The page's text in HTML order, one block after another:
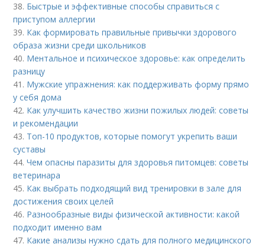
38. Быстрые и эффективные способы справиться с
приступом аллергии
39. Как формировать правильные привычки здорового
образа жизни среди школьников
40. Ментальное и психическое здоровье: как определить
разницу
41. Мужские упражнения: как поддерживать форму прямо
у себя дома
42. Как улучшить качество жизни пожилых людей: советы
и рекомендации
43. Топ-10 продуктов, которые помогут укрепить ваши
суставы
44.Чем опасны паразиты для здоровья питомцев: советы
ветеринара
45. Как выбрать подходящий вид тренировки в зале для
достижения своих целей
46. Разнообразные виды физической активности: какой
подходит именно вам
47. Какие анализы нужно сдать для полного медицинского